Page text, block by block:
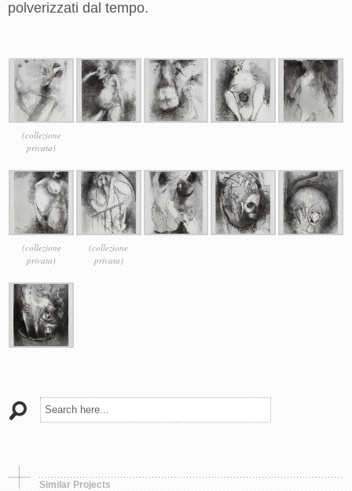
polverizzati dal tempo.
(collezione
privata)
(collezione
privata)
(collezione
privata)
Similar Projects